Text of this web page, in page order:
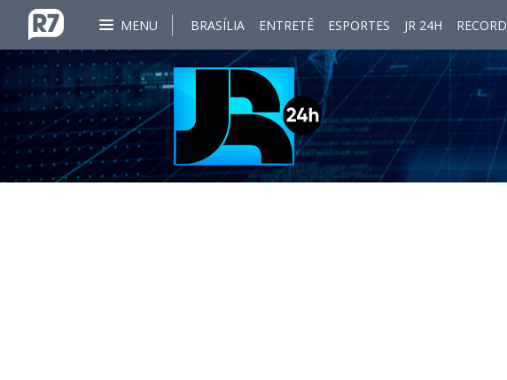
MENU BRASÍLIA ENTRETÊ ESPORTES JR 24H RECORD